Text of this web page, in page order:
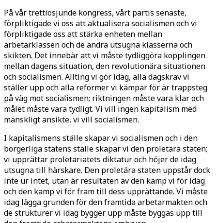
På vår trettiosjunde kongress, vårt partis senaste,
förpliktigade vi oss att aktualisera socialismen och vi
förpliktigade oss att stärka enheten mellan
arbetarklassen och de andra utsugna klasserna och
skikten. Det innebär att vi måste tydliggöra kopplingen
mellan dagens situation, den revolutionära situationen
och socialismen. Allting vi gör idag, alla dagskrav vi
ställer upp och alla reformer vi kämpar för är trappsteg
på väg mot socialismen; riktningen måste vara klar och
målet måste vara tydligt. Vi vill ingen kapitalism med
mänskligt ansikte, vi vill socialismen.
I kapitalismens ställe skapar vi socialismen och i den
borgerliga statens ställe skapar vi den proletära staten;
vi upprättar proletariatets diktatur och höjer de idag
utsugna till härskare. Den proletära staten uppstår dock
inte ur intet, utan är resultaten av den kamp vi för idag
och den kamp vi för fram till dess upprättande. Vi måste
idag lägga grunden för den framtida arbetarmakten och
de strukturer vi idag bygger upp måste byggas upp till